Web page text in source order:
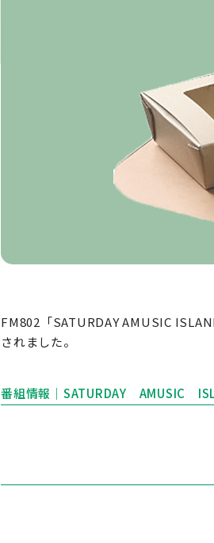
FM802「SATURDAY AMUSIC
されました。
番組情報｜SATURDAY AMUSIC